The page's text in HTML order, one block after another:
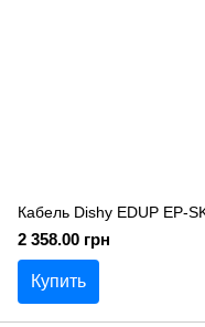
Кабель Dishy EDUP EP-
2 358.00 грн
Купить